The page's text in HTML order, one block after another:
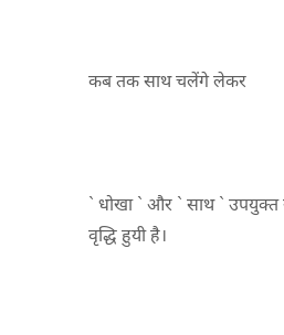
कब तक साथ चलेंगे लेकर
` धोखा ` और ` साथ `
वृद्धि हुयी है।